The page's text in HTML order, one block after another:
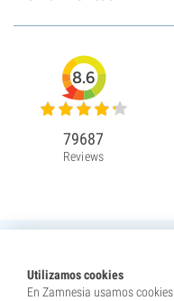
Utilizamos cookies
En Zamnesia usamos
8.6
79687
Reviews